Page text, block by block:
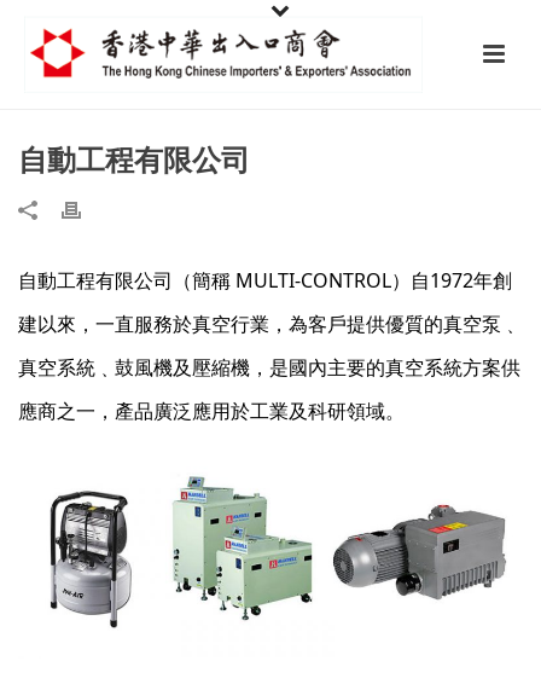
自動工程有限公司
自動工程有限公司（簡稱 MULTI-CONTROL）自1972年創
建以來，一直服務於真空行業，為客戶提供優質的真空泵﹑
真空系統﹑鼓風機及壓縮機，是國內主要的真空系統方案供
應商之一，產品廣泛應用於工業及科研領域。